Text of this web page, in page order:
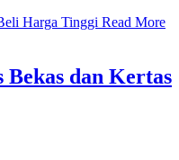
Harga Tinggi Read More
dan Kertas